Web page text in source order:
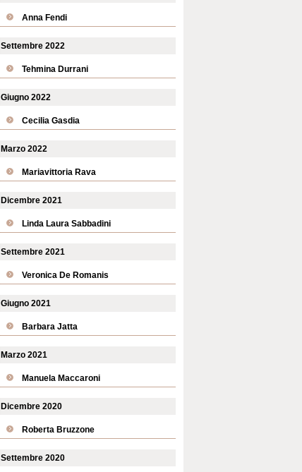
Anna Fendi
Settembre 2022
Tehmina Durrani
Giugno 2022
Cecilia Gasdia
Marzo 2022
Mariavittoria Rava
Dicembre 2021
Linda Laura Sabbadini
Settembre 2021
Veronica De Romanis
Giugno 2021
Barbara Jatta
Marzo 2021
Manuela Maccaroni
Dicembre 2020
Roberta Bruzzone
Settembre 2020